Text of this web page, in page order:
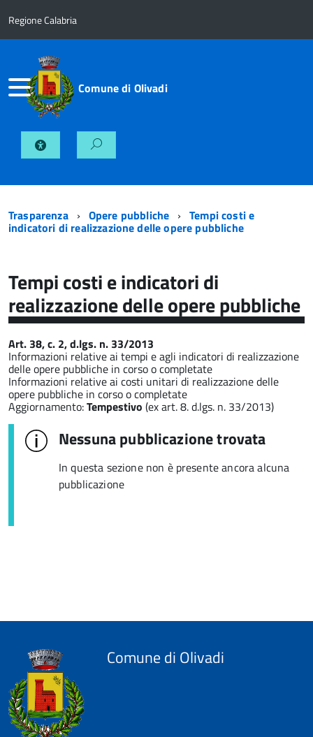
Regione Calabria
Comune di Olivadi
Trasparenza Opere pubbliche Tempi costi e
indicatori di realizzazione delle opere pubbliche
Tempi costi e indicatori di
realizzazione delle opere pubbliche
Art. 38, c. 2, d.lgs. n. 33/2013
Informazioni relative ai tempi e agli indicatori di realizzazione
delle opere pubbliche in corso o completate
Informazioni relative ai costi unitari di realizzazione delle
opere pubbliche in corso o completate
Aggiornamento:Tempestivo (ex art. 8. d.lgs. n. 33/2013)
Nessuna pubblicazione trovata
In questa sezione non è presente ancora alcuna
pubblicazione
Comune di Olivadi